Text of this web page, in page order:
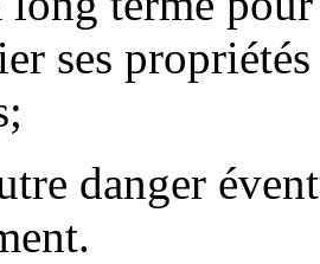
ses
danger